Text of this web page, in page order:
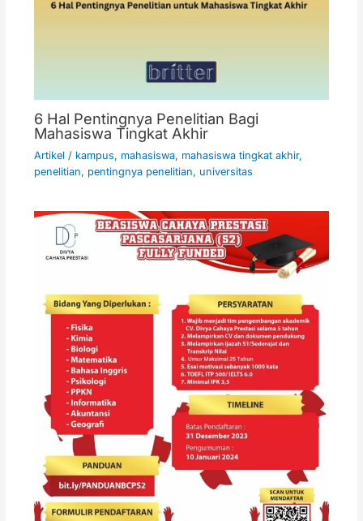
6 Hal Pentingnya Penelitian Bagi
Mahasiswa Tingkat Akhir
Artikel / kampus, mahasiswa, mahasiswa tingkat akhir,
penelitian, pentingnya penelitian, universitas